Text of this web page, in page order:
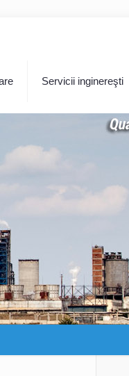
Servicii inginereşti